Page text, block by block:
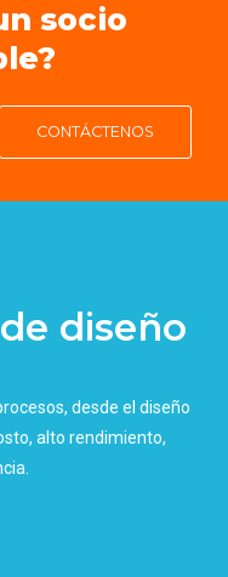
socio
CONTÁCTENOS
diseño
desde el diseño
alto rendimiento,